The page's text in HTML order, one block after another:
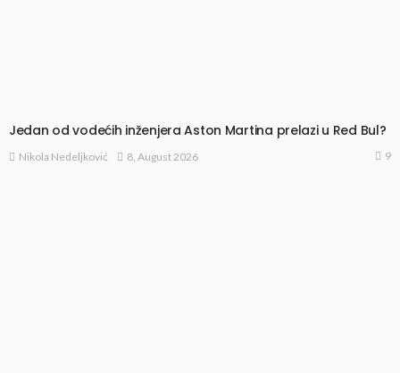
Jedan od vodećih inženjera Aston Martina prelazi u Red Bul?
Nikola Nedeljković 8, August 2026 9